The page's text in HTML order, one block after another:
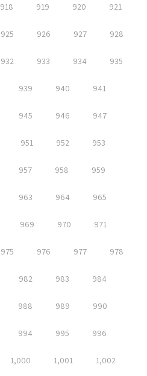
918 919 920 921
925 926 927 928
932 933 934 935
939 940 941
945 946 947
951 952 953
957 958 959
963 964 965
969 970 971
975 976 977 978
982 983 984
988 989 990
994 995 996
1,000 1,001 1,002